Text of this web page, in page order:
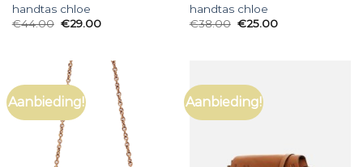
handtas chloe
€44.00 €29.00
handtas chloe
€38.00 €25.00
Aanbieding! Aanbieding!